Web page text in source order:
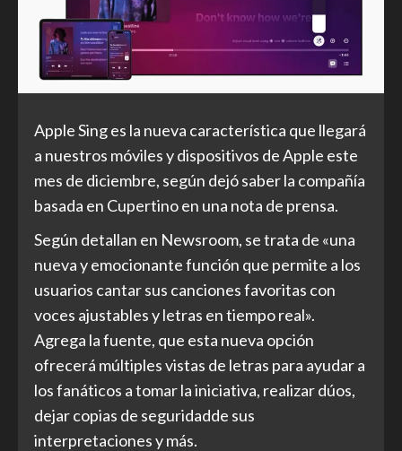
Apple Sing es la nueva característica que llegará
a nuestros móviles y dispositivos de Apple este
mes de diciembre, según dejó saber la compañía
basada en Cupertino en una nota de prensa.
Según detallan en Newsroom, se trata de «una
nueva y emocionante función que permite a los
usuarios cantar sus canciones favoritas con
voces ajustablesy letras en tiempo real».
Agrega la fuente, que esta nueva opción
ofrecerá múltiples vistas de letras para ayudar a
los fanáticos a tomar la iniciativa, realizar dúos,
dejar copias de seguridadde sus
interpretaciones y más.